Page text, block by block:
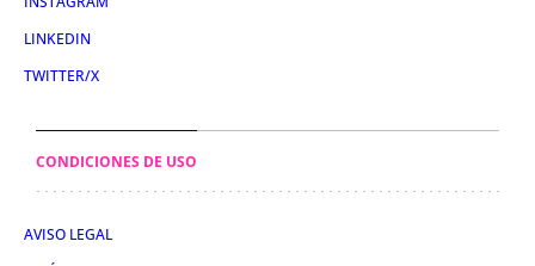
LINKEDIN
TWITTER/X
CONDICIONES DE USO
AVISO LEGAL